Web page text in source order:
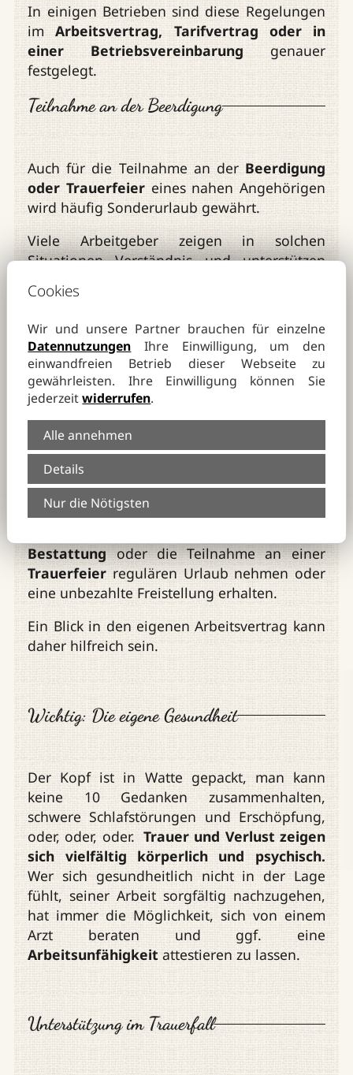
In einigen Betrieben sind diese Regelungen
imArbeitsvertrag, Tarifvertrag oder in
einer Betriebsvereinbarunggenauer
festgelegt.
Teilnahme an der Beerdigung
Auch für die Teilnahme an der Beerdigung
oder Trauerfeiereines nahen Angehörigen
wird häufig Sonderurlaub gewährt.
Viele Arbeitgeber zeigen in solchen
Situationen Verständnis und unterstützen
ihre Mitarbeiter mit einer kurzfristigen
Freistellung.
Wann besteht kein Anspruch auf
Sonderurlaub?
Der Anspruch aus § 616 BGB kann im
Arbeitsvertrag oder Tarifvertrag
eingeschränkt oder ausgeschlossen werden.
In solchen Fällen kann es sein, dass
Bestattungoder die Teilnahme an einer
Trauerfeier regulären Urlaub nehmen oder
eine unbezahlte Freistellung erhalten.
Ein Blick in den eigenen Arbeitsvertrag kann
daher hilfreich sein.
Wichtig: Die eigene Gesundheit
Der Kopf ist in Watte gepackt, man kann
keine 10 Gedanken zusammenhalten,
schwere Schlafstörungen und Erschöpfung,
oder, oder, oder. Trauer und Verlust zeigen
sich vielfältig körperlich und psychisch.
Wer sich gesundheitlich nicht in der Lage
fühlt, seiner Arbeit sorgfältig nachzugehen,
hat immer die Möglichkeit, sich von einem
Arzt beraten und ggf. eine
Arbeitsunfähigkeitattestieren zu lassen.
Unterstützung im Trauerfall
Cookies
Wir und unsere Partner brauchen für einzelne
Datennutzungen Ihre Einwilligung, um den
einwandfreien Betrieb dieser Webseite zu
gewährleisten. Ihre Einwilligung können Sie
jederzeitwiderrufen.
Alle annehmen
Details
Nur die Nötigsten